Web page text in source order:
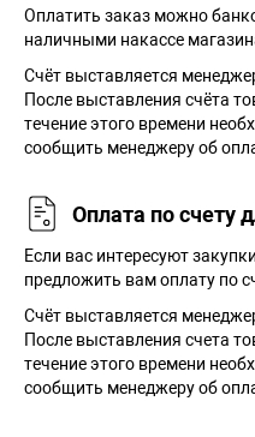
Оплатить заказ можно
наличными накассе
Cчёт выставляется
После выставления счёта
течение этого времени
сообщить менеджеру об
Оплата по счету
Если вас интересуют
предложить вам оплату по
Счёт выставляется
После выставления счета
течение этого времени
сообщить менеджеру об